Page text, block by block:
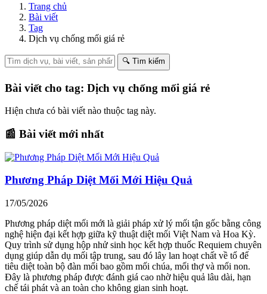
Trang chủ
Bài viết
Tag
Dịch vụ chống mối giá rẻ
🔍 Tìm kiếm
Bài viết cho tag: Dịch vụ chống mối giá rẻ
Hiện chưa có bài viết nào thuộc tag này.
📰 Bài viết mới nhất
Phương Pháp Diệt Mối Mới Hiệu Quả
17/05/2026
Phương pháp diệt mối mới là giải pháp xử lý mối tận gốc bằng công
nghệ hiện đại kết hợp giữa kỹ thuật diệt mối Việt Nam và Hoa Kỳ.
Quy trình sử dụng hộp nhử sinh học kết hợp thuốc Requiem chuyên
dụng giúp dẫn dụ mối tập trung, sau đó lây lan hoạt chất về tổ để
tiêu diệt toàn bộ đàn mối bao gồm mối chúa, mối thợ và mối non.
Đây là phương pháp được đánh giá cao nhờ hiệu quả lâu dài, hạn
chế tái phát và an toàn cho không gian sinh hoạt.